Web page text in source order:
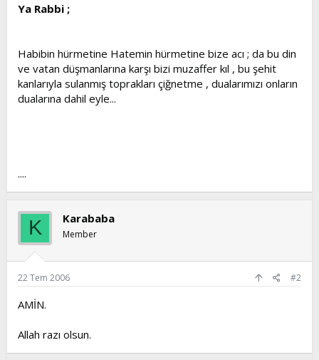
Ya Rabbi ;
Habibin hürmetine Hatemin hürmetine bize acı ; da bu din
ve vatan düşmanlarına karşı bizi muzaffer kıl , bu şehit
kanlarıyla sulanmış toprakları çiğnetme , dualarımızı onların
dualarına dahil eyle...
....
K Karababa
Member
22 Tem 2006 #2
AMİN.
Allah razı olsun.